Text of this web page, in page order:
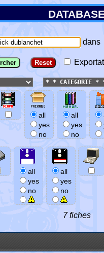
dans
all
yes
no
all
yes
no
all
yes
no
all
yes
no
7 fiches